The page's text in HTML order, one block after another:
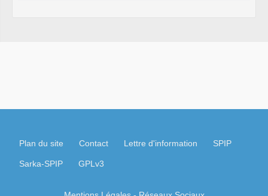
Plan du site Contact Lettre d'information SPIP
Sarka-SPIP GPLv3